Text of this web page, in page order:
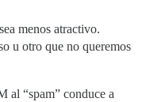
menos atractivo.
u otro que no queremos
al “spam” conduce a